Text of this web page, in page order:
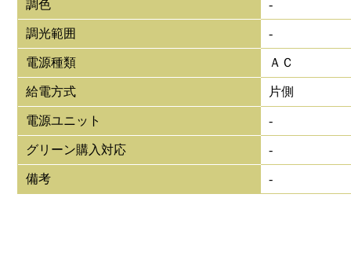
調色 -
調光範囲 -
電源種類 ＡＣ
給電方式 片側
電源ユニット -
グリーン購入対応 -
備考 -